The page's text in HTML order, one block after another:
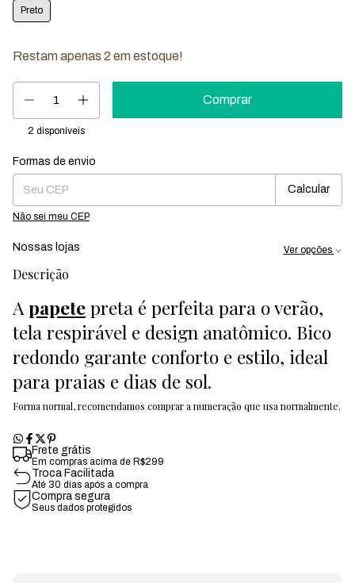
Preto
Restam apenas 2 em estoque!
2 disponíveis
Entregas para o CEP:
Formas de envio
Calcular
Não sei meu CEP
Nossas lojas Ver opções
Descrição
Apapetepreta é perfeita para o verão,
tela respirável e design anatômico. Bico
redondo garante conforto e estilo, ideal
para praias e dias de sol.
Forma normal, recomendamos comprar a numeração que usa normalmente.
Frete grátis
Em compras acima de R$299
Troca Facilitada
Até 30 dias após a compra
Compra segura
Seus dados protegidos